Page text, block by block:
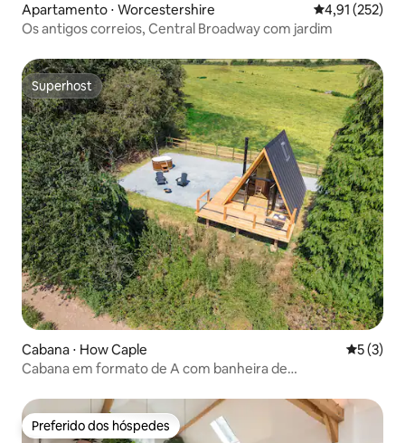
Apartamento ⋅ Worcestershire 4,91 de uma
4,91 (252)
Os antigos correios, Central Broadway com jardim
Superhost
Superhost
Cabana ⋅ How Caple 5 de
5 (3)
Cabana em formato de A com banheira de
Preferido dos hóspedes
Preferido dos hóspedes